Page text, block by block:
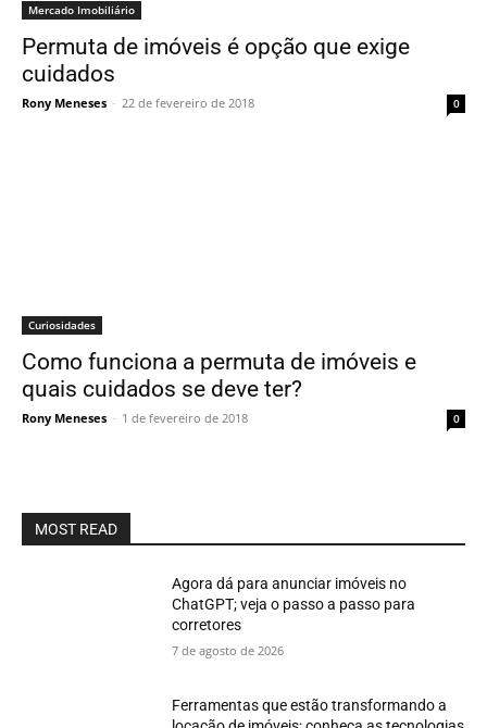
Mercado Imobiliário
Permuta de imóveis é opção que exige
cuidados
Rony Meneses - 22 de fevereiro de 2018 0
Curiosidades
Como funciona a permuta de imóveis e
quais cuidados se deve ter?
Rony Meneses - 1 de fevereiro de 2018 0
MOST READ
Agora dá para anunciar imóveis no
ChatGPT; veja o passo a passo para
corretores
7 de agosto de 2026
Ferramentas que estão transformando a